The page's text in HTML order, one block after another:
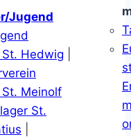
Jugend
St. Hedwig
St. Meinolf
St.